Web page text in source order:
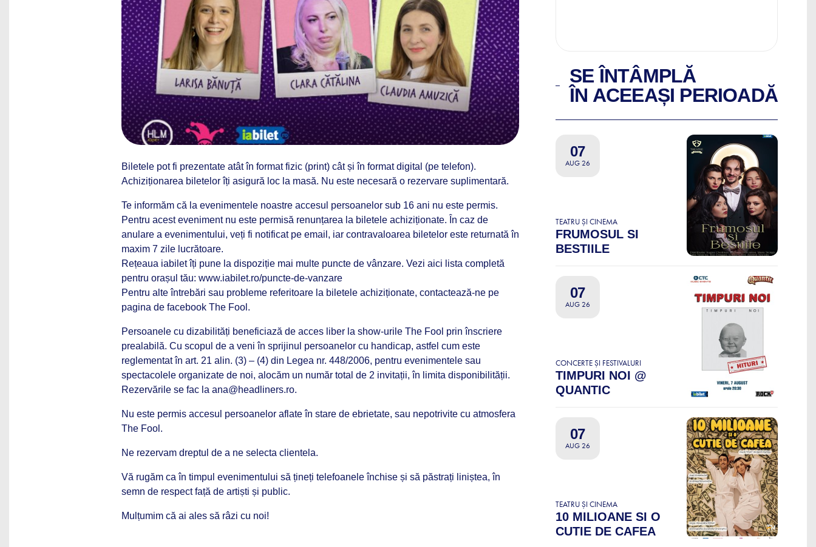
Biletele pot fi prezentate atât în format fizic (print) cât și în format digital (pe telefon).
Achiziționarea biletelor îți asigură loc la masă. Nu este necesară o rezervare suplimentară.
Te informăm că la evenimentele noastre accesul persoanelor sub 16 ani nu este permis.
Pentru acest eveniment nu este permisă renunțarea la biletele achiziționate. În caz de
anulare a evenimentului, veți fi notificat pe email, iar contravaloarea biletelor este returnată în
maxim 7 zile lucrătoare.
Rețeaua iabilet îți pune la dispoziție mai multe puncte de vânzare. Vezi aici lista completă
pentru orașul tău: www.iabilet.ro/puncte-de-vanzare
Pentru alte întrebări sau probleme referitoare la biletele achiziționate, contactează-ne pe
pagina de facebook The Fool.
Persoanele cu dizabilități beneficiază de acces liber la show-urile The Fool prin înscriere
prealabilă. Cu scopul de a veni în sprijinul persoanelor cu handicap, astfel cum este
reglementat în art. 21 alin. (3) – (4) din Legea nr. 448/2006, pentru evenimentele sau
spectacolele organizate de noi, alocăm un număr total de 2 invitații, în limita disponibilității.
Rezervările se fac la ana@headliners.ro.
Nu este permis accesul persoanelor aflate în stare de ebrietate, sau nepotrivite cu atmosfera
The Fool.
Ne rezervam dreptul de a ne selecta clientela.
Vă rugăm ca în timpul evenimentului să țineți telefoanele închise și să păstrați liniștea, în
semn de respect față de artiști și public.
Mulțumim că ai ales să râzi cu noi!
SE ÎNTÂMPLĂ
ÎN ACEEAȘI PERIOADĂ
07
AUG 26
TEATRU ȘI CINEMA
FRUMOSUL SI
BESTIILE
07
AUG 26
CONCERTE ȘI FESTIVALURI
TIMPURI NOI @
QUANTIC
07
AUG 26
TEATRU ȘI CINEMA
10 MILIOANE SI O
CUTIE DE CAFEA